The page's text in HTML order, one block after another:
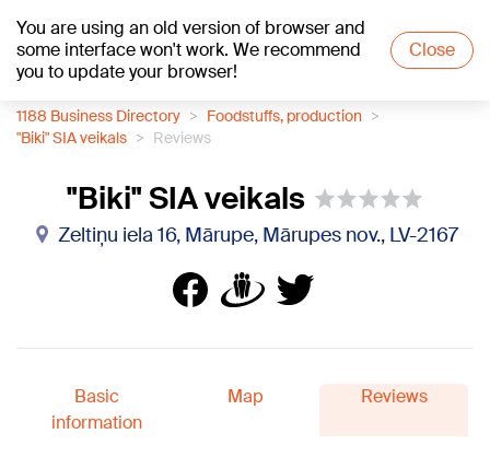
You are using an old version of browser and
some interface won't work. We recommend
you to update your browser!
Close
+21°C
1188 Business Directory
Foodstuffs, production
"Biki" SIA veikals
Reviews
"Biki" SIA veikals
Zeltiņu iela 16, Mārupe, Mārupes nov., LV-2167
Basic
information
Map Reviews